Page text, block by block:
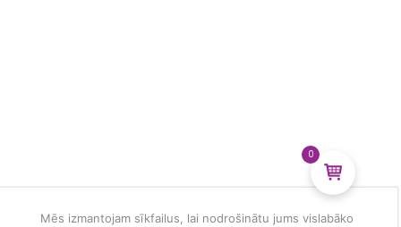
0
Mēs izmantojam sīkfailus, lai nodrošinātu jums vislabāko